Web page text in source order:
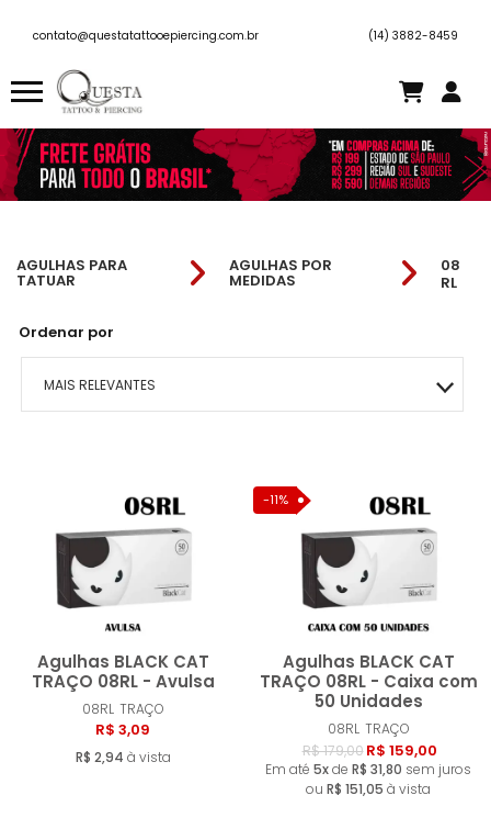
contato@questatattooepiercing.com.br (14) 3882-8459
AGULHAS PARA
TATUAR
AGULHAS POR
MEDIDAS
08
RL
Ordenar por
MAIS RELEVANTES
MENOR PREÇO
MAIOR PREÇO
A - Z
Agulhas BLACK CAT
TRAÇO 08RL - Avulsa
08RL TRAÇO
R$ 3,09
R$ 2,94 à vista
Comprar
-11%
Agulhas BLACK CAT
TRAÇO 08RL - Caixa com
50 Unidades
08RL TRAÇO
R$ 179,00 R$ 159,00
Em até 5xde R$ 31,80 sem juros
ou R$ 151,05 à vista